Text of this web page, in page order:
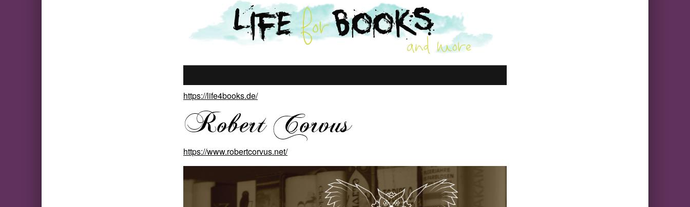
https://life4books.de/
https://www.robertcorvus.net/